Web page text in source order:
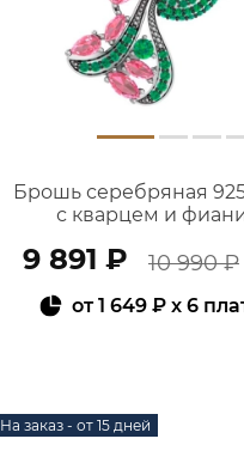
Брошь серебряная
с кварцем и
9 891 ₽ 10 990 ₽
от1 649 ₽x 6
На заказ - от 15 дней